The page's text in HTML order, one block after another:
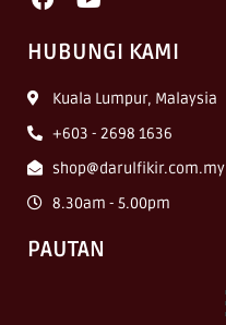
HUBUNGI KAMI
Kuala Lumpur, Malaysia
+603 - 2698 1636
shop@darulfikir.com.my
8.30am - 5.00pm
PAUTAN